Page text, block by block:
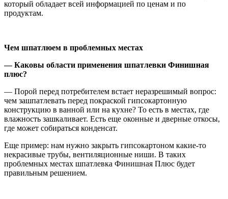
который обладает всей информацией по ценам и по
продуктам.
Чем шпатлюем в проблемных местах
— Каковы области применения шпатлевки Финишная
плюс?
— Порой перед потребителем встает неразрешимый вопрос:
чем зашпатлевать перед покраской гипсокартонную
конструкцию в ванной или на кухне? То есть в местах, где
влажность зашкаливает. Есть еще оконные и дверные откосы,
где может собираться конденсат.
Еще пример: нам нужно закрыть гипсокартоном какие-то
некрасивые трубы, вентиляционные ниши. В таких
проблемных местах шпатлевка Финишная Плюс будет
правильным решением.